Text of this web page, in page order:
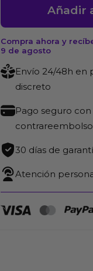
con
APP
cantidad
Añadir
Compra ahora y
9 de agosto
Envío 24/48h en
discreto
Pago seguro
contrareembolso
30 días de
Atención